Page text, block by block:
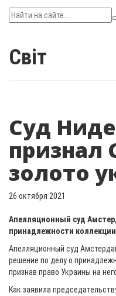
Світ
Суд
признал
золото
26 октября 2021
Апелляционный суд
принадлежности
Апелляционный суд
решение по делу о
признав право Украины на
Как заявила